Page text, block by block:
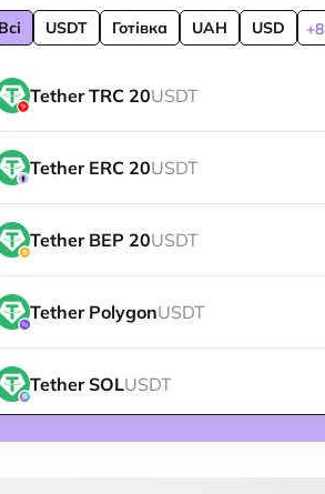
Всі USDT Готівка UAH USD +8
Tether TRC 20USDT
Tether ERC 20USDT
Tether BEP 20USDT
Tether PolygonUSDT
Tether SOLUSDT